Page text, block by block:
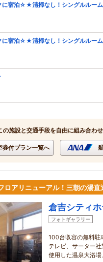
宿泊☆★清掃なし！シングルルーム
宿泊☆★清掃なし！シングルルーム
の施設と交通手段を自由に組み合わ
券付プラン一覧へ
アリニューアル！三朝の湯直
倉吉シティ
フォトギャラリー
100台収容の無料駐
テレビ、サーター
使用した温泉大浴